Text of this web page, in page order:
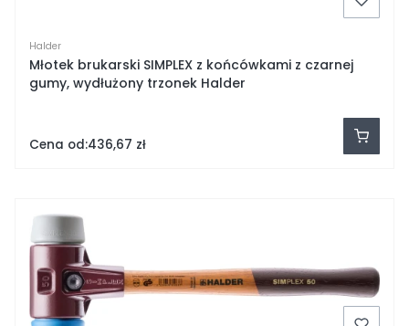
Halder
Młotek brukarski SIMPLEX z końcówkami z czarnej
gumy, wydłużony trzonek Halder
Cena od:436,67 zł